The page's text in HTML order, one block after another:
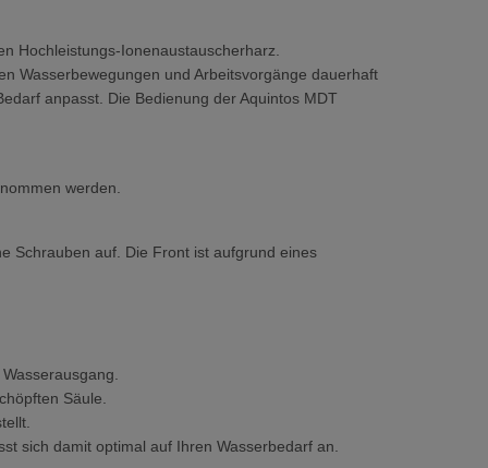
Hochleistungs-Ionenaustauscherharz.
Wasserbewegungen und Arbeitsvorgänge dauerhaft
anpasst. Die Bedienung der Aquintos MDT
werden.
Schrauben auf. Die Front ist aufgrund eines
Säule.
sich damit optimal auf Ihren Wasserbedarf an.